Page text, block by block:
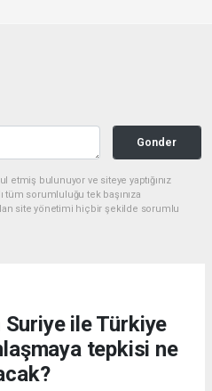
Gonder
etmiş bulunuyor ve siteye yaptığınız
sorumluluğu tek başınıza
site yönetimi hiçbir şekilde sorumlu
ile Türkiye
tepkisi ne